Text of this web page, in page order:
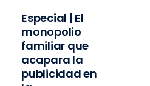
Especial | El
monopolio
familiar que
acapara la
publicidad en